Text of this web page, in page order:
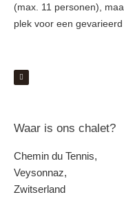
(max. 11 personen),
plek voor een
Waar is ons chalet?
Chemin du Tennis,
Veysonnaz,
Zwitserland